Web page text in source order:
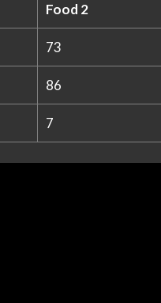
Food 2
73
86
7